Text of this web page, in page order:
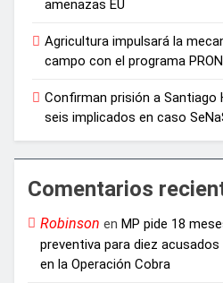
amenazas EU
Agricultura impulsará la
campo con el programa
Confirman prisión a Santiago
seis implicados en caso
Comentarios
Robinson enMP pide 18
preventiva para diez
en la Operación Cobra